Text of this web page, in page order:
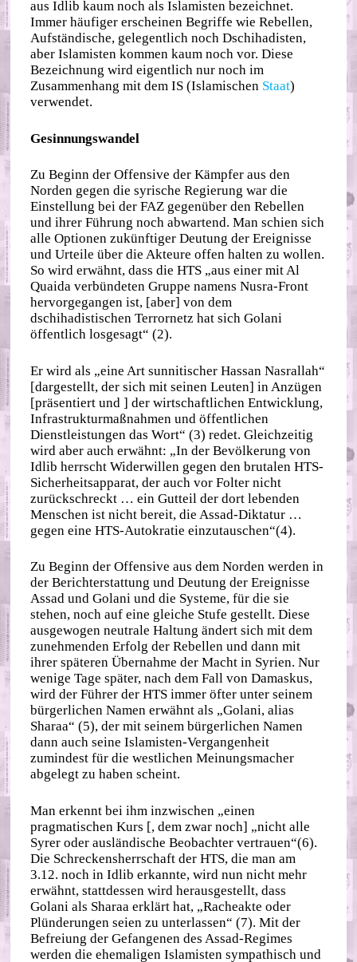
aus Idlib kaum noch als Islamisten bezeichnet.
Immer häufiger erscheinen Begriffe wie Rebellen,
Aufständische, gelegentlich noch Dschihadisten,
aber Islamisten kommen kaum noch vor. Diese
Bezeichnung wird eigentlich nur noch im
Zusammenhang mit dem IS (Islamischen Staat)
verwendet.
Gesinnungswandel
Zu Beginn der Offensive der Kämpfer aus den
Norden gegen die syrische Regierung war die
Einstellung bei der FAZ gegenüber den Rebellen
und ihrer Führung noch abwartend. Man schien sich
alle Optionen zukünftiger Deutung der Ereignisse
und Urteile über die Akteure offen halten zu wollen.
So wird erwähnt, dass die HTS „aus einer mit Al
Quaida verbündeten Gruppe namens Nusra-Front
hervorgegangen ist, [aber] von dem
dschihadistischen Terrornetz hat sich Golani
öffentlich losgesagt“ (2).
Er wird als „eine Art sunnitischer Hassan Nasrallah“
[dargestellt, der sich mit seinen Leuten] in Anzügen
[präsentiert und ] der wirtschaftlichen Entwicklung,
Infrastrukturmaßnahmen und öffentlichen
Dienstleistungen das Wort“ (3) redet. Gleichzeitig
wird aber auch erwähnt: „In der Bevölkerung von
Idlib herrscht Widerwillen gegen den brutalen HTS-
Sicherheitsapparat, der auch vor Folter nicht
zurückschreckt … ein Gutteil der dort lebenden
Menschen ist nicht bereit, die Assad-Diktatur …
gegen eine HTS-Autokratie einzutauschen“(4).
Zu Beginn der Offensive aus dem Norden werden in
der Berichterstattung und Deutung der Ereignisse
Assad und Golani und die Systeme, für die sie
stehen, noch auf eine gleiche Stufe gestellt. Diese
ausgewogen neutrale Haltung ändert sich mit dem
zunehmenden Erfolg der Rebellen und dann mit
ihrer späteren Übernahme der Macht in Syrien. Nur
wenige Tage später, nach dem Fall von Damaskus,
wird der Führer der HTS immer öfter unter seinem
bürgerlichen Namen erwähnt als „Golani, alias
Sharaa“ (5), der mit seinem bürgerlichen Namen
dann auch seine Islamisten-Vergangenheit
zumindest für die westlichen Meinungsmacher
abgelegt zu haben scheint.
Man erkennt bei ihm inzwischen „einen
pragmatischen Kurs [, dem zwar noch] „nicht alle
Syrer oder ausländische Beobachter vertrauen“(6).
Die Schreckensherrschaft der HTS, die man am
3.12. noch in Idlib erkannte, wird nun nicht mehr
erwähnt, stattdessen wird herausgestellt, dass
Golani als Sharaa erklärt hat, „Racheakte oder
Plünderungen seien zu unterlassen“ (7). Mit der
Befreiung der Gefangenen des Assad-Regimes
werden die ehemaligen Islamisten sympathisch und